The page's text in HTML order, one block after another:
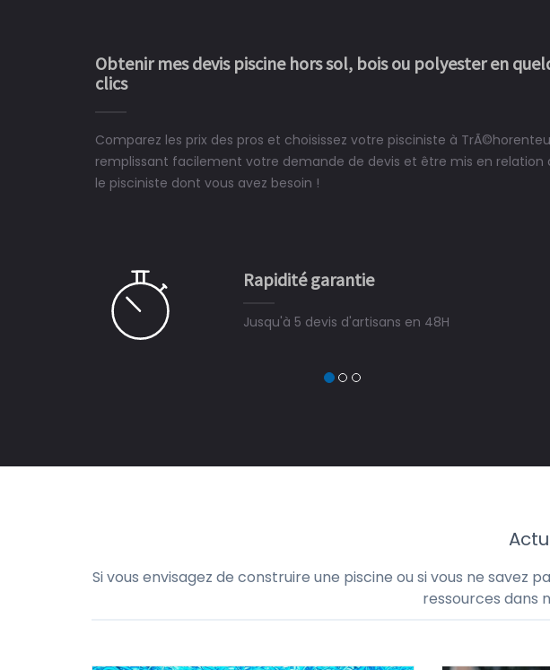
Obtenir mes devis piscine hors sol, bois ou polyester en
clics
Comparez les prix des pros et choisissez votre pisciniste à
remplissant facilement votre demande de devis et être mis en relation
le pisciniste dont vous avez besoin !
Simple et rapide
3 minutes suffisent pour déposer une demande
à TrÃ©horenteuc
ne peut plus s'en passer.
Le rêve devient enfin réalité, une piscine
construit chez moi.
Si vous envisagez de construire une piscine ou si vous ne
ressources dans